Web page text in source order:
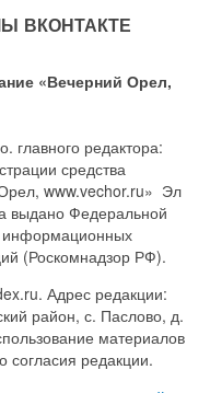
ВКОНТАКТЕ
«Вечерний Орел,
главного редактора:
средства
www.vechor.ru» Эл
выдано Федеральной
информационных
(Роскомнадзор РФ).
Адрес редакции:
район, с. Паслово, д.
материалов
согласия редакции.